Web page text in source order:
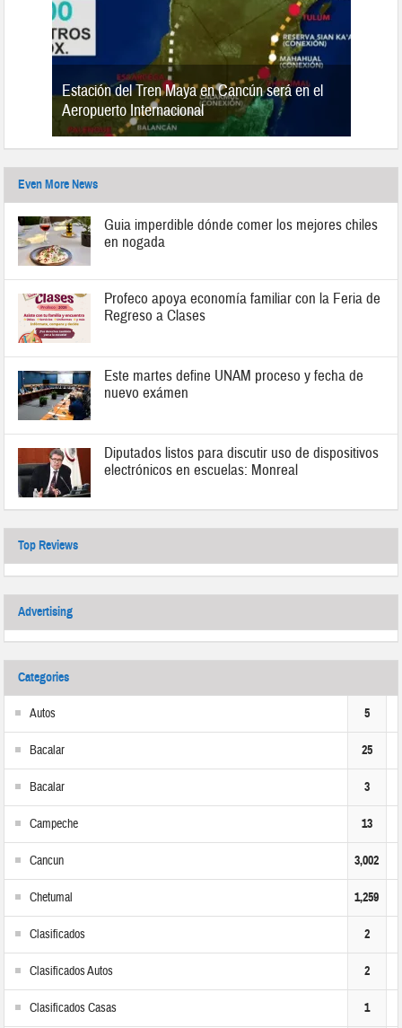
Estación del Tren Maya en Cancún será en el
Aeropuerto Internacional
Even More News
Guia imperdible dónde comer los mejores chiles
en nogada
Profeco apoya economía familiar con la Feria de
Regreso a Clases
Este martes define UNAM proceso y fecha de
nuevo exámen
Diputados listos para discutir uso de dispositivos
electrónicos en escuelas: Monreal
Top Reviews
Advertising
Categories
Autos 5
Bacalar 25
Bacalar 3
Campeche 13
Cancun 3,002
Chetumal 1,259
Clasificados 2
Clasificados Autos 2
Clasificados Casas 1